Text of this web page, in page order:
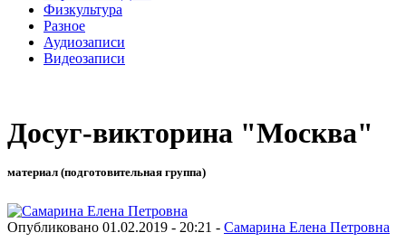
Физкультура
Разное
Аудиозаписи
Видеозаписи
Досуг-викторина "Москва"
материал (подготовительная группа)
Опубликовано 01.02.2019 - 20:21 - Самарина Елена Петровна